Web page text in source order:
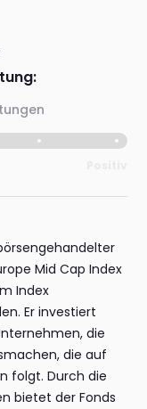
Mid Cap Index
Index
Er investiert
die
die auf
folgt. Durch die
bietet der Fonds